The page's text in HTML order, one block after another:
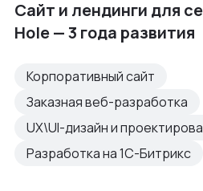
Сайт и лендинги для
Hole — 3 года развития
Корпоративный сайт
Заказная веб-разработка
UX\UI-дизайн и
Разработка на 1С-Битрикс